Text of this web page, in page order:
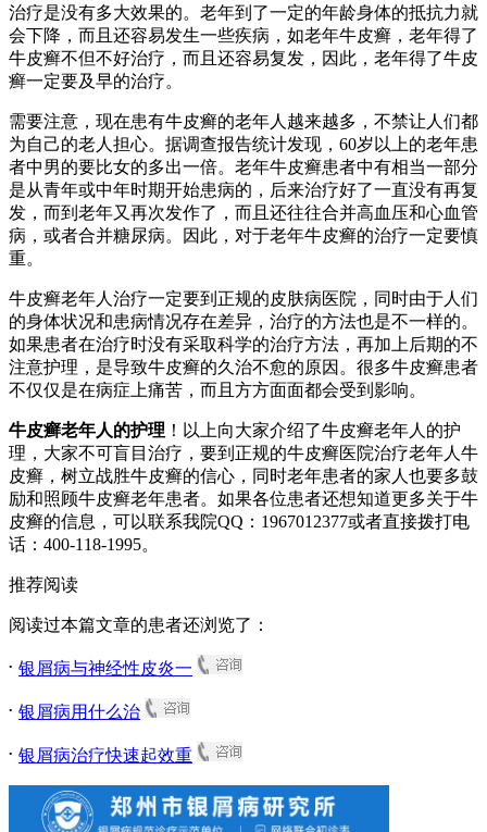
治疗是没有多大效果的。老年到了一定的年龄身体的抵抗力就
会下降，而且还容易发生一些疾病，如老年牛皮癣，老年得了
牛皮癣不但不好治疗，而且还容易复发，因此，老年得了牛皮
癣一定要及早的治疗。
需要注意，现在患有牛皮癣的老年人越来越多，不禁让人们都
为自己的老人担心。据调查报告统计发现，60岁以上的老年患
者中男的要比女的多出一倍。老年牛皮癣患者中有相当一部分
是从青年或中年时期开始患病的，后来治疗好了一直没有再复
发，而到老年又再次发作了，而且还往往合并高血压和心血管
病，或者合并糖尿病。因此，对于老年牛皮癣的治疗一定要慎
重。
牛皮癣老年人治疗一定要到正规的皮肤病医院，同时由于人们
的身体状况和患病情况存在差异，治疗的方法也是不一样的。
如果患者在治疗时没有采取科学的治疗方法，再加上后期的不
注意护理，是导致牛皮癣的久治不愈的原因。很多牛皮癣患者
不仅仅是在病症上痛苦，而且方方面面都会受到影响。
牛皮癣老年人的护理 ！以上向大家介绍了牛皮癣老年人的护
理，大家不可盲目治疗，要到正规的牛皮癣医院治疗老年人牛
皮癣，树立战胜牛皮癣的信心，同时老年患者的家人也要多鼓
励和照顾牛皮癣老年患者。如果各位患者还想知道更多关于牛
皮癣的信息，可以联系我院QQ：1967012377或者直接拨打电
话：400-118-1995。
推荐阅读
阅读过本篇文章的患者还浏览了：
. 银屑病与神经性皮炎一
. 银屑病用什么治
. 银屑病治疗快速起效重